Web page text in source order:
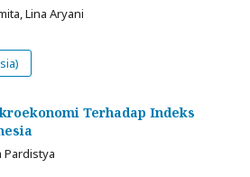
Lina Aryani
Terhadap Indeks
Pardistya